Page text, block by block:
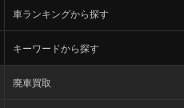
車ランキングから探す
キーワードから探す
廃車買取